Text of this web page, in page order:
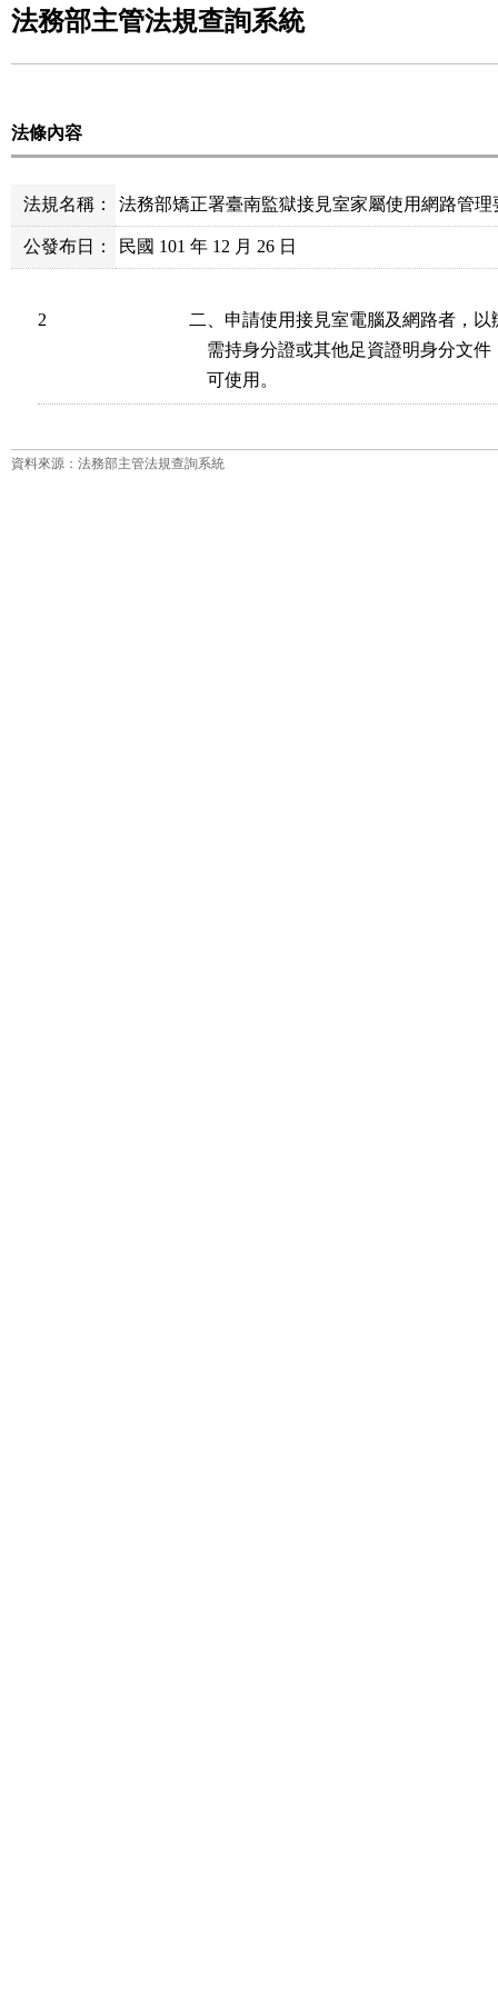
法務部主管法規查詢系統
法條內容
法規名稱： 法務部矯正署臺南監獄接見室家屬使用網路管理
公發布日： 民國 101 年 12 月 26 日
2
二、申請使用接見室電腦及網路者，
需持身分證或其他足資證明身分文
    可使用。
資料來源：法務部主管法規查詢系統